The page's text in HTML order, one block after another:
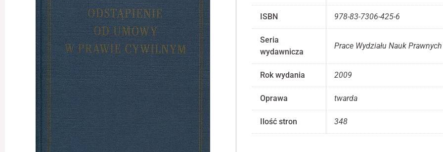
ISBN 978-83-7306-425-6
Seria
wydawnicza
Prace Wydziału Nauk Prawnych
Rok wydania 2009
Oprawa twarda
Ilość stron 348
Te pliki cookie
nie są
one potrzebne
do
funkcjonowania